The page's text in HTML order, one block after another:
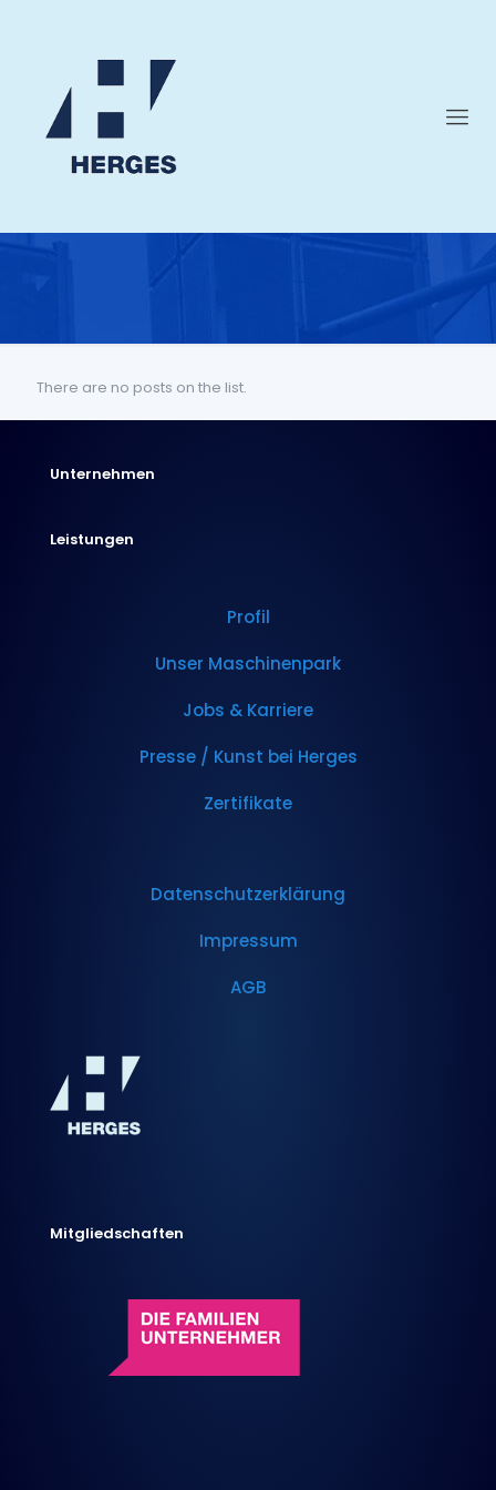
There are no posts on the list.
Unternehmen
Leistungen
Profil
Unser Maschinenpark
Jobs & Karriere
Presse / Kunst bei Herges
Zertifikate
Datenschutzerklärung
Impressum
AGB
Mitgliedschaften